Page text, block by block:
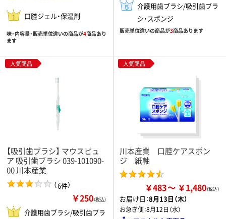
口腔ジェル・保湿剤
味・内容量・販売単位違いの商品が4商品あり
ます
介護用歯ブラシ/吸引歯ブラ
シ・スポンジ
販売単位違いの商品が3商品あります
人気商品
【吸引歯ブラシ】 マウスピュ
ア 吸引歯ブラシ 039-101090-
00 川本産業
（6件）
￥250（税込）
介護用歯ブラシ/吸引歯ブラ
人気商品
川本産業 口腔ケアスポン
ジ 紙軸
￥483 ￥1,480
お届け日：8月13日（木）
お急ぎ便：8月12日（水）